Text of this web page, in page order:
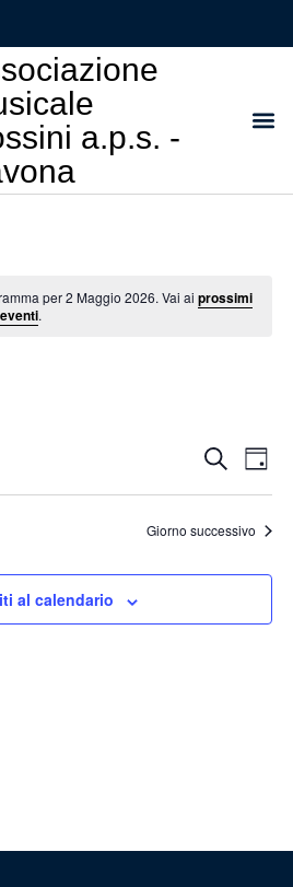
a.p.s. -
per 2 Maggio 2026. Vai ai prossimi
.
e
viste
Cerca
Giorno successivo
al calendario